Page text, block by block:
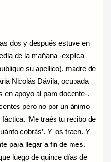
dos y después estuve en
de la mañana -explica
su apellido), madre de
Nicolás Dávila, ocupada
en apoyo al paro docente-.
pero no por un ánimo
‘Me traés tu recibo de
cobrás’. Y los traen. Y
para llegar a fin de mes.
luego de quince días de